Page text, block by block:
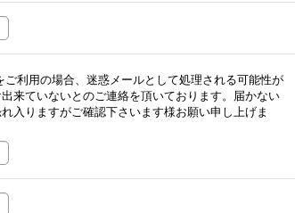
利用の場合、迷惑メールとして処理される可能性が
来ていないとのご連絡を頂いております。届かない
入りますがご確認下さいます様お願い申し上げま